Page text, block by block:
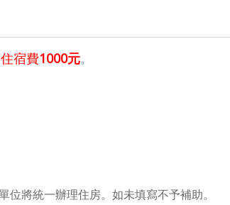
宿費1000元。
位將統一辦理住房。如未填寫不予補助。